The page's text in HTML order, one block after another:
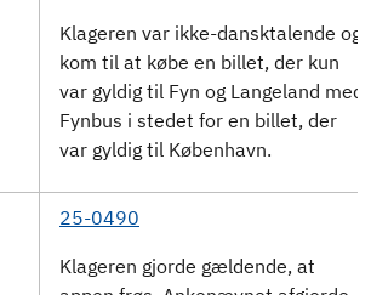
Klageren var ikke-dansktalende og
kom til at købe en billet, der kun
var gyldig til Fyn og Langeland med
Fynbus i stedet for en billet, der
var gyldig til København.
25-0490
Klageren gjorde gældende, at